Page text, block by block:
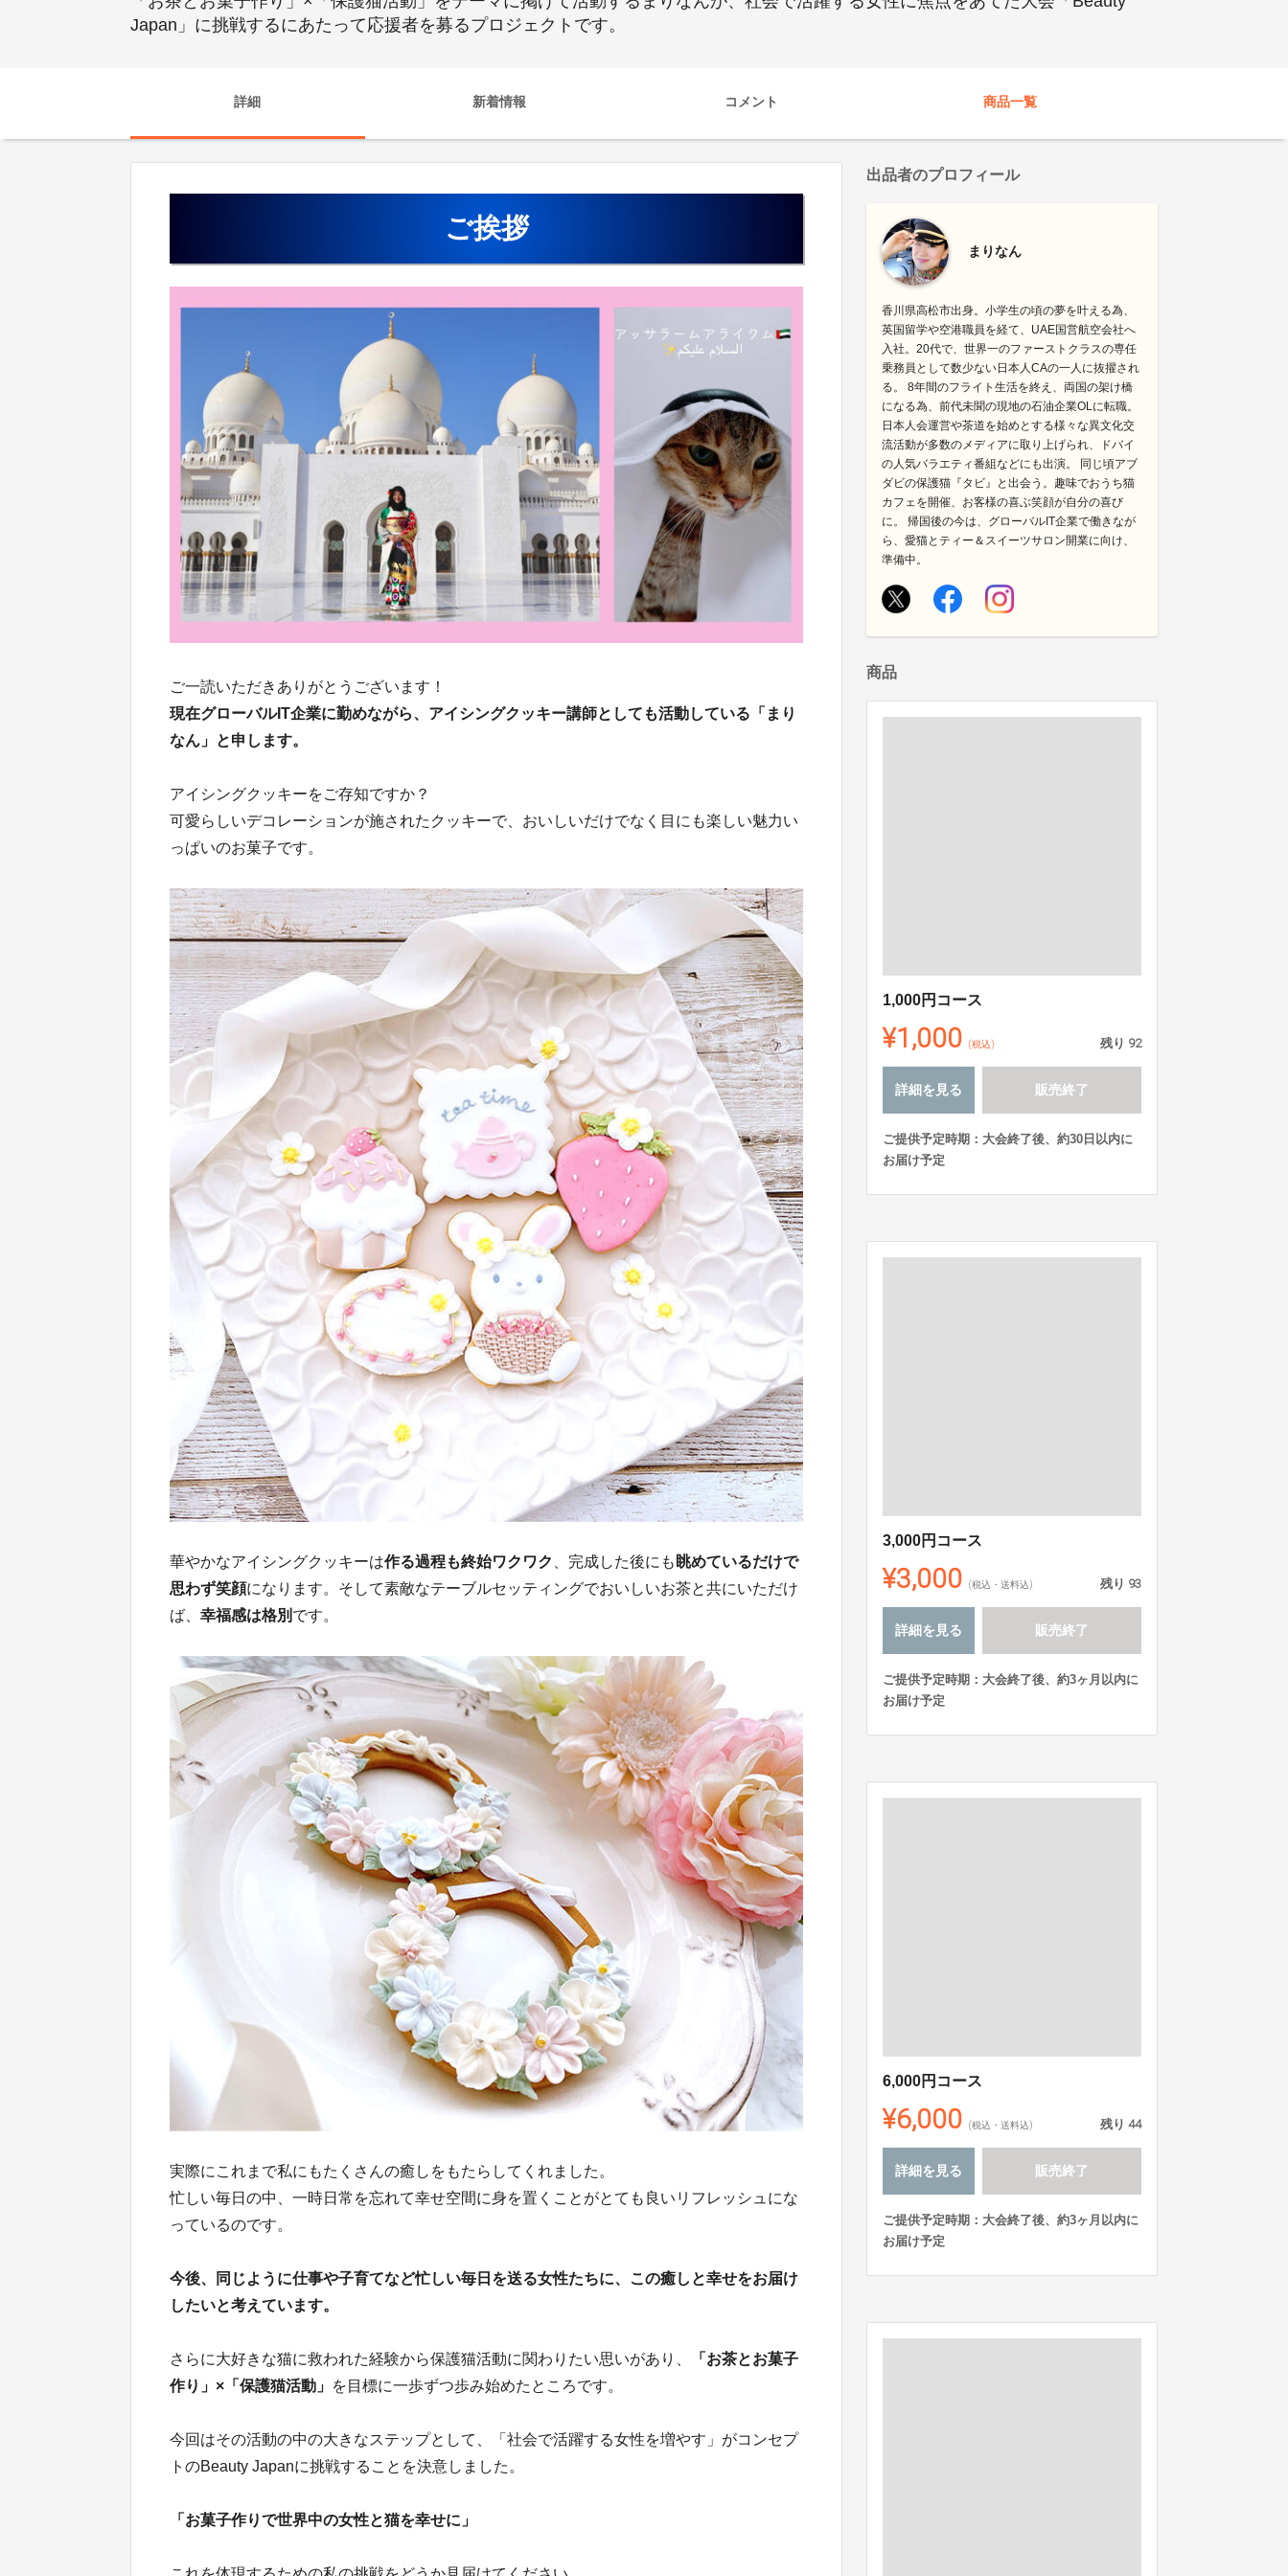
Japan」に挑戦するにあたって応援者を募るプロジェクトです。
詳細 新着情報 コメント 商品一覧
ご挨拶
ご一読いただきありがとうございます！
現在グローバルIT企業に勤めながら、アイシングクッキー講師としても活動している「まり
なん」と申します。
アイシングクッキーをご存知ですか？
可愛らしいデコレーションが施されたクッキーで、おいしいだけでなく目にも楽しい魅力い
っぱいのお菓子です。
華やかなアイシングクッキーは作る過程も終始ワクワク 、完成した後にも 眺めているだけで
思わず笑顔になります。そして素敵なテーブルセッティングでおいしいお茶と共にいただけ
ば、 幸福感は格別 です。
実際にこれまで私にもたくさんの癒しをもたらしてくれました。
忙しい毎日の中、一時日常を忘れて幸せ空間に身を置くことがとても良いリフレッシュにな
っているのです。
今後、同じように仕事や子育てなど忙しい毎日を送る女性たちに、この癒しと幸せをお届け
したいと考えています。
さらに大好きな猫に救われた経験から保護猫活動に関わりたい思いがあり、
「お茶とお菓子
作り」×「保護猫活動」 を目標に一歩ずつ歩み始めたところです。
今回はその活動の中の大きなステップとして、「社会で活躍する女性を増やす」がコンセプ
トのBeauty Japanに挑戦することを決意しました。
「お菓子作りで世界中の女性と猫を幸せに」
出品者のプロフィール
まりなん
​​​​​​香川県高松市出身。小学生の頃の夢を叶える為、
英国留学や空港職員を経て、UAE国営航空会社へ
入社。20代で、世界一のファーストクラスの専任
乗務員として数少ない日本人CAの一人に抜擢され
る。 8年間のフライト生活を終え、両国の架け橋
になる為、前代未聞の現地の石油企業OLに転職。
日本人会運営や茶道を始めとする様々な異文化交
流活動が多数のメディアに取り上げられ、ドバイ
の人気バラエティ番組などにも出演。 同じ頃アブ
ダビの保護猫『タビ』と出会う。趣味でおうち猫
カフェを開催、お客様の喜ぶ笑顔が自分の喜び
に。 帰国後の今は、グローバルIT企業で働きなが
ら、愛猫とティー＆スイーツサロン開業に向け、
準備中。
商品
1,000円コース
¥1,000 (税込) 残り 92
詳細を見る 販売終了
ご提供予定時期：大会終了後、約30日以内に
お届け予定
3,000円コース
¥3,000 (税込・送料込) 残り 93
詳細を見る 販売終了
ご提供予定時期：大会終了後、約3ヶ月以内に
お届け予定
6,000円コース
¥6,000 (税込・送料込) 残り 44
詳細を見る 販売終了
ご提供予定時期：大会終了後、約3ヶ月以内に
お届け予定